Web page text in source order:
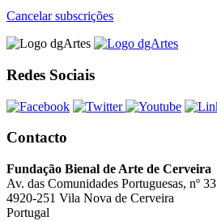
Cancelar subscrições
Redes Sociais
Contacto
Fundação Bienal de Arte de Cerveira
Av. das Comunidades Portuguesas, nº 33
4920-251 Vila Nova de Cerveira
Portugal